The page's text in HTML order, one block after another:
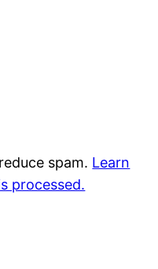
spam. Learn
processed.